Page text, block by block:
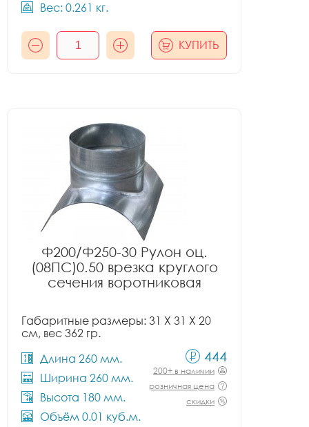
Вес: 0.261 кг.
КУПИТЬ
Ф200/Ф250-30 Рулон оц.
(08ПС)0.50 врезка круглого
сечения воротниковая
Габаритные размеры: 31 X 31 X 20
см, вес 362 гр.
Длина 260 мм.
Ширина 260 мм.
Высота 180 мм.
Объём 0.01 куб.м.
444
200+ в наличии
розничная цена
скидки